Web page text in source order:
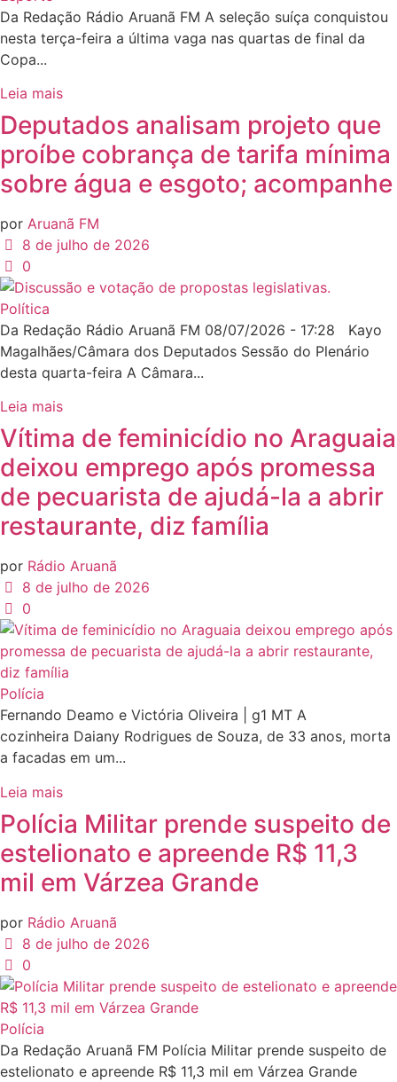
Da Redação Rádio Aruanã FM A seleção suíça conquistou
nesta terça-feira a última vaga nas quartas de final da
Copa...
Leia mais
Deputados analisam projeto que
proíbe cobrança de tarifa mínima
sobre água e esgoto; acompanhe
por Aruanã FM
8 de julho de 2026
0
Política
Da Redação Rádio Aruanã FM 08/07/2026 - 17:28 Kayo
Magalhães/Câmara dos Deputados Sessão do Plenário
desta quarta-feira A Câmara...
Leia mais
Vítima de feminicídio no Araguaia
deixou emprego após promessa
de pecuarista de ajudá-la a abrir
restaurante, diz família
por Rádio Aruanã
8 de julho de 2026
0
Polícia
Fernando Deamo e Victória Oliveira | g1 MT A
cozinheira Daiany Rodrigues de Souza, de 33 anos, morta
a facadas em um...
Leia mais
Polícia Militar prende suspeito de
estelionato e apreende R$ 11,3
mil em Várzea Grande
por Rádio Aruanã
8 de julho de 2026
0
Polícia
Da Redação Aruanã FM Polícia Militar prende suspeito de
estelionato e apreende R$ 11,3 mil em Várzea Grande